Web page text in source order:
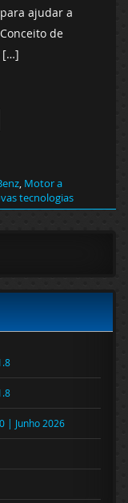
ajudar a
de
[…]
, Motor a
tecnologias
| Junho 2026